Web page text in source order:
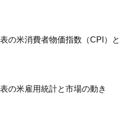
の米消費者物価指数（CPI）と
の米雇用統計と市場の動き